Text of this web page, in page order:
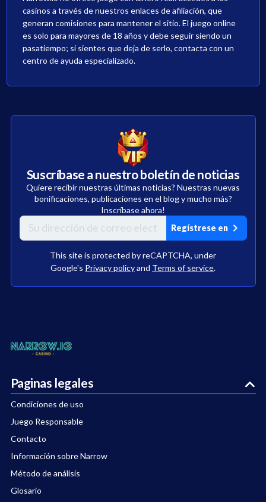
casinos a través de nuestros enlaces de afiliación, que
generan comisiones para mantener el sitio. El juego online
es solo para mayores de 18 años y debe seguir siendo un
pasatiempo; si sientes que deja de serlo, contacta con un
centro de ayuda especializado.
Suscríbase a nuestro boletín de noticias
Quiere recibir nuestras últimas noticias? Nuestras nuevas
bonificaciones, publicaciones en el blog y mucho más?
Inscríbase ahora!
Regístrese en
This site is protected by reCAPTCHA, under
Google's Privacy policyand Terms of service.
Paginas legales
Condiciones de uso
Juego Responsable
Contacto
Información sobre Narrow
Método de análisis
Glosario